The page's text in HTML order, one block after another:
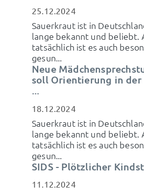
25.12.2024
Sauerkraut ist in
lange bekannt und beliebt.
tatsächlich ist es auch
gesun...
Neue
soll Orientierung in der
...
18.12.2024
Sauerkraut ist in
lange bekannt und beliebt.
tatsächlich ist es auch
gesun...
SIDS - Plötzlicher
11.12.2024